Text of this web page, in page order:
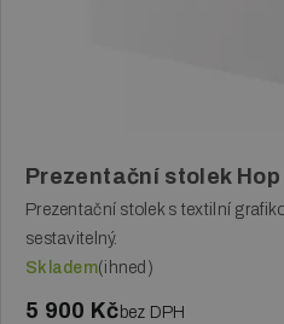
Prezentační stolek
Prezentační stolek s textilní
sestavitelný.
Skladem(ihned)
5 900 Kčbez DPH